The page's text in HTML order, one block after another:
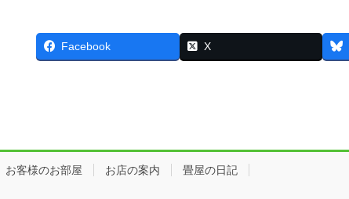
Facebook X
お客様のお部屋 お店の案内 畳屋の日記